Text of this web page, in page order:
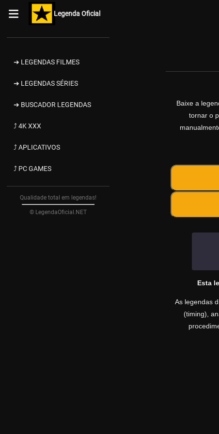
Legenda Oficial
➔ LEGENDAS FILMES
➔ LEGENDAS SÉRIES
➔ BUSCADOR LEGENDAS
⤴ 4K XXX
⤴ APLICATIVOS
⤴ PC GAMES
Qualidade total em legendas!
© LegendaOficial.NET
Baixe a
tornar o
Esta
As legendas
(timing),